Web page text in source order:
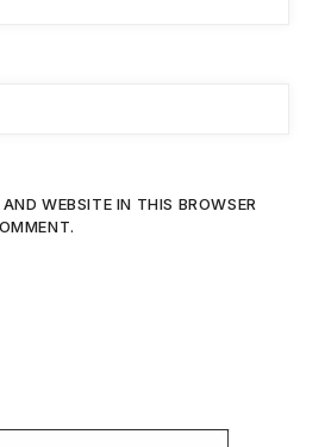
WEBSITE IN THIS BROWSER